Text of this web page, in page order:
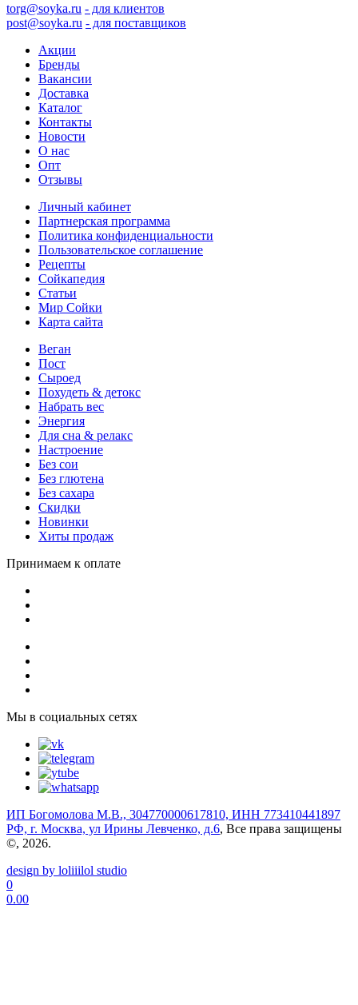
torg@soyka.ru - для клиентов
post@soyka.ru - для поставщиков
Акции
Бренды
Вакансии
Доставка
Каталог
Контакты
Новости
О нас
Опт
Отзывы
Личный кабинет
Партнерская программа
Политика конфиденциальности
Пользовательское соглашение
Рецепты
Сойкапедия
Статьи
Мир Сойки
Карта сайта
Веган
Пост
Сыроед
Похудеть & детокс
Набрать вес
Энергия
Для сна & релакс
Настроение
Без сои
Без глютена
Без сахара
Скидки
Новинки
Хиты продаж
Принимаем к оплате
Мы в социальных сетях
ИП Богомолова М.В., 304770000617810, ИНН 773410441897
РФ, г. Москва, ул Ирины Левченко, д.6, Все права защищены
©, 2026.
design by loliiilol studio
0
0.00